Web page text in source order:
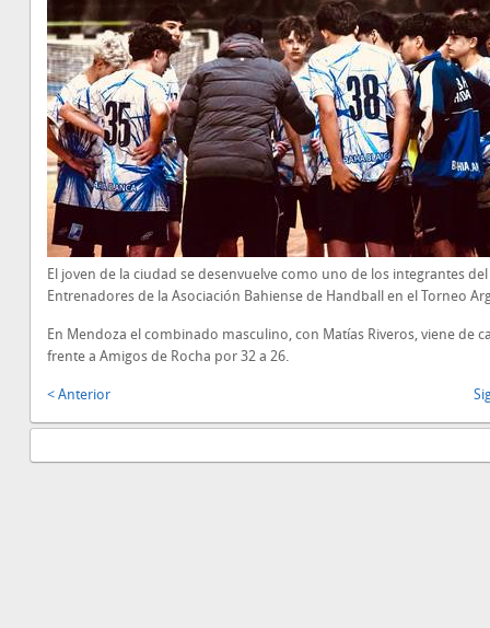
El joven de la ciudad se desenvuelve como uno de los integrantes
Entrenadores de la Asociación Bahiense de Handball en el Torneo
En Mendoza el combinado masculino, con Matías Riveros, viene de
frente a Amigos de Rocha por 32 a 26.
< Anterior